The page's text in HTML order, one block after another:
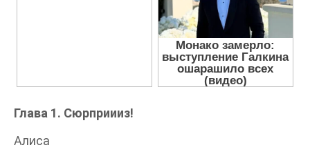
Глава 1. Сюрприииз!
Алиса